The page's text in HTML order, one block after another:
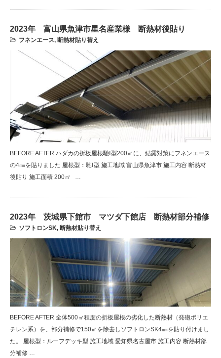
2023年 富山県魚津市星名産業様 断熱材後貼り
フネンエース, 断熱材貼り替え
BEFORE AFTER ハダカの折板屋根馳Ⅰ型200㎡に、結露対策にフネンエース
の4㎜を貼りました 屋根型：馳Ⅰ型 施工地域 富山県魚津市 施工内容 断熱材
後貼り 施工面積 200㎡ …
2023年 茨城県下館市 マツダ下館店 断熱材部分補修
ソフトロンSK, 断熱材貼り替え
BEFORE AFTER 全体500㎡程度の折板屋根の劣化した断熱材（発砲ポリエ
チレン系）を、部分補修で150㎡を除去しソフトロンSK4㎜を貼り付けまし
た。 屋根型：ルーフデッキ型 施工地域 愛知県名古屋市 施工内容 断熱材部
分補修 …